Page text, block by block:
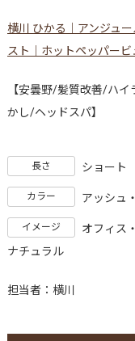
横川 ひかる｜アンジュ
スト｜ホットペッパービ
【安曇野/髪質改善/ハ
かし/ヘッドスパ】
長さ ショート
カラー アッシュ
イメージ オフィス
ナチュラル
担当者：横川